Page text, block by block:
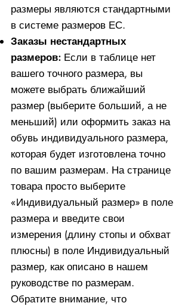
размеры являются стандартными
в системе размеров ЕС.
Заказы нестандартных
размеров: Если в таблице нет
вашего точного размера, вы
можете выбрать ближайший
размер (выберите больший, а не
меньший) или оформить заказ на
обувь индивидуального размера,
которая будет изготовлена ​​точно
по вашим размерам. На странице
товара просто выберите
«Индивидуальный размер» в поле
размера и введите свои
измерения (длину стопы и обхват
плюсны) в поле Индивидуальный
размер, как описано в нашем
руководстве по размерам.
Обратите внимание, что